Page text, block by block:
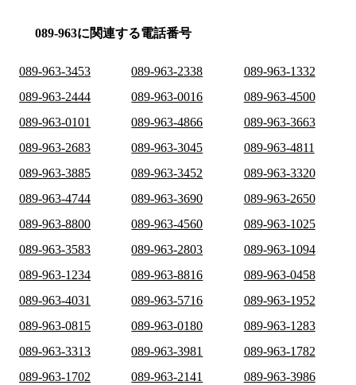
089-963に関連する電話番号
089-963-3453 089-963-2338
089-963-1332
089-963-2444
089-963-0016
089-963-4500
089-963-0101
089-963-4866
089-963-3663
089-963-2683
089-963-3045
089-963-4811
089-963-3885
089-963-3452
089-963-3320
089-963-4744
089-963-3690
089-963-2650
089-963-8800
089-963-4560
089-963-1025
089-963-3583
089-963-2803
089-963-1094
089-963-1234
089-963-8816
089-963-0458
089-963-4031
089-963-5716
089-963-1952
089-963-0815
089-963-0180
089-963-1283
089-963-3313
089-963-3981
089-963-1782
089-963-1702
089-963-2141
089-963-3986